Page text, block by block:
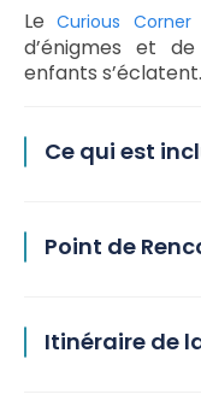
LeCurious
d’énigmes et
enfants
Ce qui est
Point de
Itinéraire de